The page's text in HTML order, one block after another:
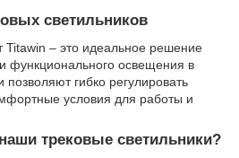
светильников
Titawin – это идеальное решение
функционального освещения в
гибко регулировать
условия для работы и
трековые светильники?